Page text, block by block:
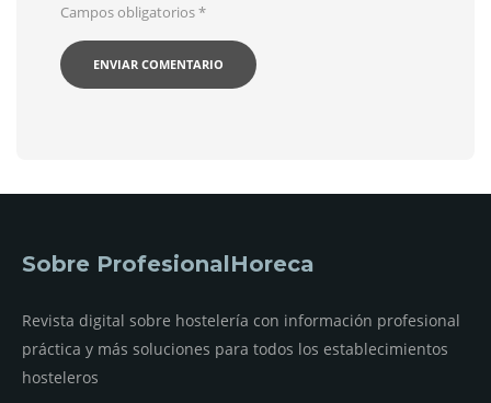
Campos obligatorios*
Sobre ProfesionalHoreca
Revista digital sobre hostelería con información profesional
práctica y más soluciones para todos los establecimientos
hosteleros